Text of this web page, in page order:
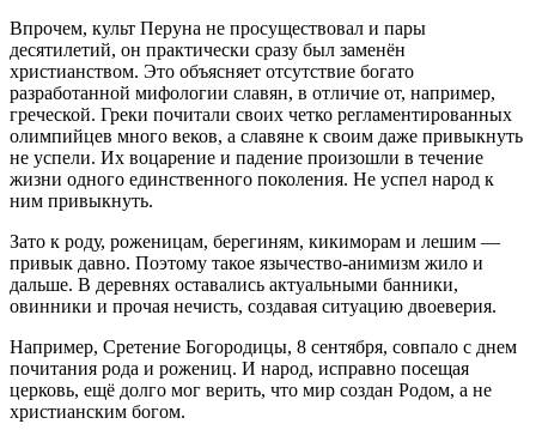
Впрочем, культ Перуна не просуществовал и пары
десятилетий, он практически сразу был заменён
христианством. Это объясняет отсутствие богато
разработанной мифологии славян, в отличие от, например,
греческой. Греки почитали своих четко регламентированных
олимпийцев много веков, а славяне к своим даже привыкнуть
не успели. Их воцарение и падение произошли в течение
жизни одного единственного поколения. Не успел народ к
ним привыкнуть.
Зато к роду, роженицам, берегиням, кикиморам и лешим —
привык давно. Поэтому такое язычество-анимизм жило и
дальше. В деревнях оставались актуальными банники,
овинники и прочая нечисть, создавая ситуацию двоеверия.
Например, Сретение Богородицы, 8 сентября, совпало с днем
почитания рода и рожениц. И народ, исправно посещая
церковь, ещё долго мог верить, что мир создан Родом, а не
христианским богом.